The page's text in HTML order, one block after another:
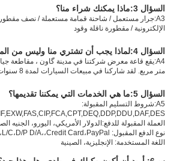
السؤال 3: ماذا يمكنك شراء منا؟
A3
:
الإلكترونية / مقطورة ناقلة وقود
السؤال 4: لماذا يجب أن تشتري منا وليس من
A4:
متر مربع. لقد شاركنا في مبيعات السيارات لمدة 8 سنوات ولدينا خبرة غنية جدا
السؤال 5: ما هي الخدمات التي يمكننا تقديمها؟
A5:
العملة المقبولة للدفع:الدولار الأمريكي، اليورو، الجنيه
نوع الدفع المقبول: T/T،L/C،D/P D/A،،Credit Card،PayPal؛
اللغة المستخدمة: الإنجليزية، الصينية